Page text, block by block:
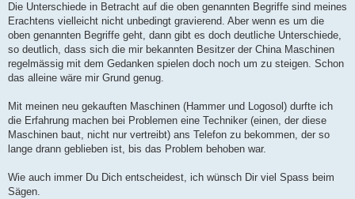
Die Unterschiede in Betracht auf die oben genannten Begriffe sind meines
Erachtens vielleicht nicht unbedingt gravierend. Aber wenn es um die
oben genannten Begriffe geht, dann gibt es doch deutliche Unterschiede,
so deutlich, dass sich die mir bekannten Besitzer der China Maschinen
regelmässig mit dem Gedanken spielen doch noch um zu steigen. Schon
das alleine wäre mir Grund genug.
Mit meinen neu gekauften Maschinen (Hammer und Logosol) durfte ich
die Erfahrung machen bei Problemen eine Techniker (einen, der diese
Maschinen baut, nicht nur vertreibt) ans Telefon zu bekommen, der so
lange drann geblieben ist, bis das Problem behoben war.
Wie auch immer Du Dich entscheidest, ich wünsch Dir viel Spass beim
Sägen.